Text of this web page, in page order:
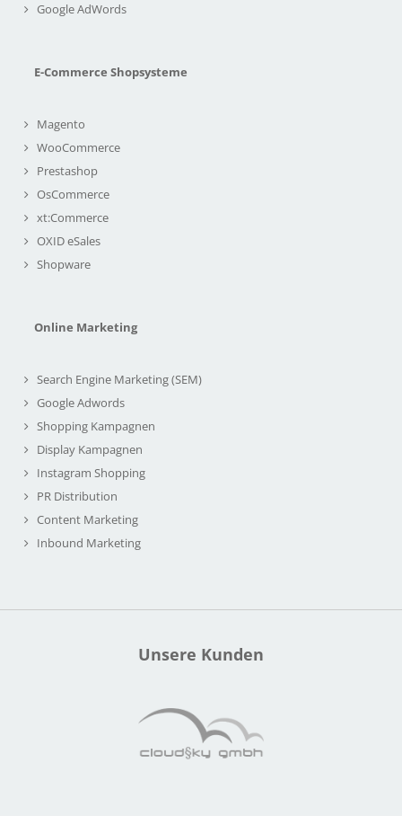
Google AdWords
E-Commerce Shopsysteme
Magento
WooCommerce
Prestashop
OsCommerce
xt:Commerce
OXID eSales
Shopware
Online Marketing
Search Engine Marketing (SEM)
Google Adwords
Shopping Kampagnen
Display Kampagnen
Instagram Shopping
PR Distribution
Content Marketing
Inbound Marketing
Unsere Kunden